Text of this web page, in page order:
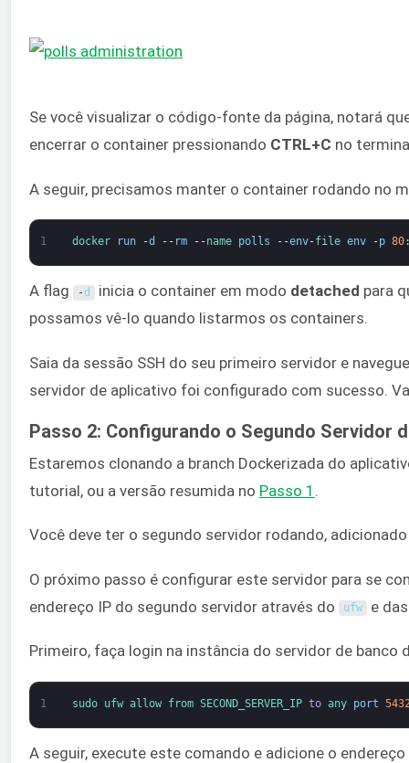
Se você visualizar o código-fonte da página, notará
encerrar o container pressionando CTRL+C no
A seguir, precisamos manter o container rodando no
1 docker run -d -- rm --name polls --env-file env -p 80
A flag -d inicia o container em modo detached para
possamos vê-lo quando listarmos os containers.
Saia da sessão SSH do seu primeiro servidor e
servidor de aplicativo foi configurado com sucesso.
Passo 2: Configurando o Segundo Servidor
Estaremos clonando a branch Dockerizada do
tutorial, ou a versão resumida no Passo 1 .
Você deve ter o segundo servidor rodando,
O próximo passo é configurar este servidor para se
endereço IP do segundo servidor através do
ufw e das
Primeiro, faça login na instância do servidor de
1 sudo ufw allow from SECOND_SERVER_IP to any port
A seguir, execute este comando e adicione o